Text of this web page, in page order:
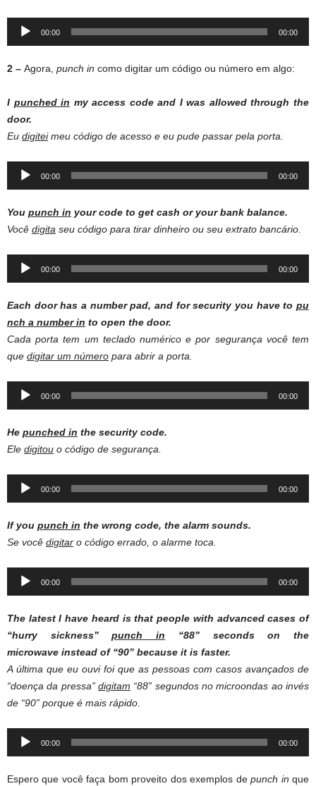
Audio
00:00 00:00
2 – Agora, punch in como digitar um código ou número em algo:
I punched in my access code and I was allowed through the
door.
Eu digiteimeu código de acesso e eu pude passar pela porta.
Audio
00:00 00:00
You punch in your code to get cash or your bank balance.
Você digita seu código para tirar dinheiro ou seu extrato bancário.
Audio
00:00 00:00
Each door has a number pad, and for security you have to pu
nch a number in to open the door.
Cada porta tem um teclado numérico e por segurança você tem
que digitar um número para abrir a porta.
Audio
00:00 00:00
He punched in the security code.
Ele digitou o código de segurança.
Audio
00:00 00:00
If you punch in the wrong code, the alarm sounds.
Se você digitar o código errado, o alarme toca.
Audio
00:00 00:00
The latest I have heard is that people with advanced cases of
“hurry sickness”punch in “88” seconds on the
microwave instead of “90” because it is faster.
A última que eu ouvi foi que as pessoas com casos avançados de
“doença da pressa” digitam “88” segundos no microondas ao invés
de “90” porque é mais rápido.
Audio
00:00 00:00
Espero que você faça bom proveito dos exemplos depunch inque